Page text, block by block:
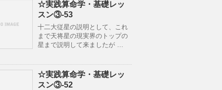
☆実践算命学・基礎レッ
スン③-53
十二大従星の説明として、これ
まで天将星の現実界のトップの
星まで説明して来ましたが …
☆実践算命学・基礎レッ
スン③-52